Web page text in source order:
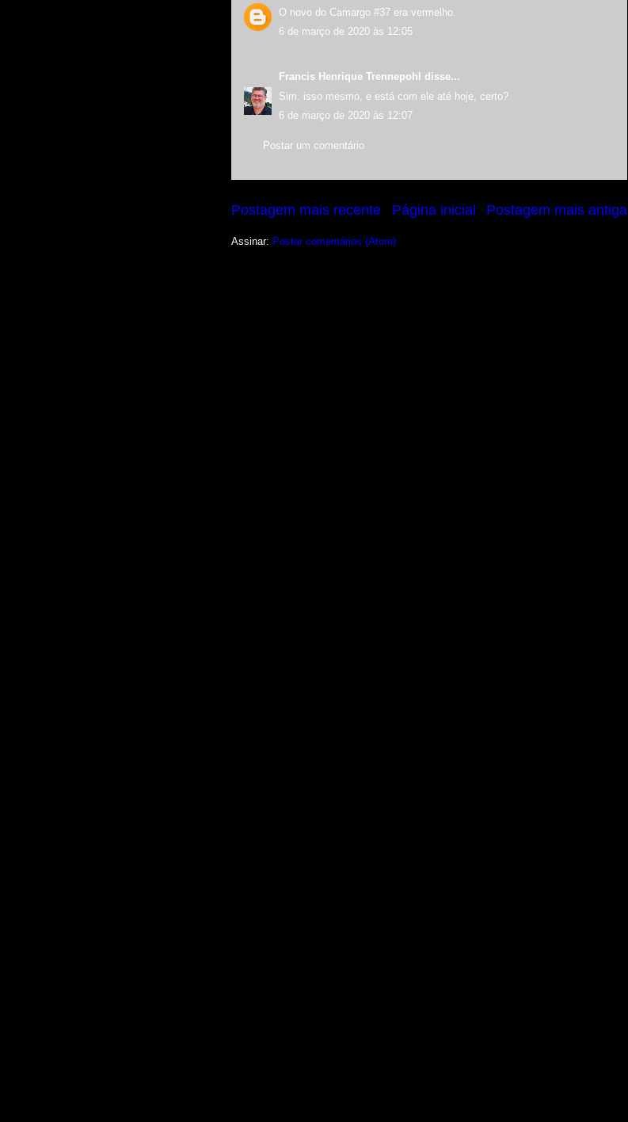
O novo do Camargo #37 era vermelho.
6 de março de 2020 às 12:05
Francis Henrique Trennepohl
disse...
Sim. isso mesmo, e está com ele até hoje, certo?
6 de março de 2020 às 12:07
Postar um comentário
Postagem mais recente Postagem mais antiga
Página inicial
Assinar: Postar comentários (Atom)